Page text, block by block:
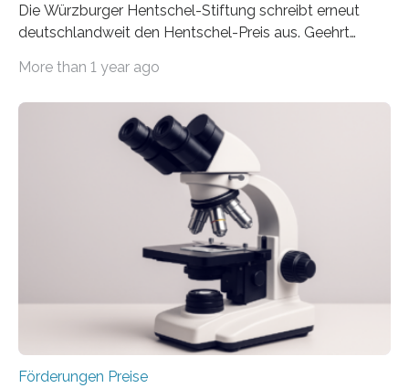
Die Würzburger Hentschel-Stiftung schreibt erneut
deutschlandweit den Hentschel-Preis aus. Geehrt
hochrangige wissenschaftliche Publikation zum Thema
Schlaganfall“ mit Sitz in Würzburg fördert die
Schlaganfallforschung, um die Behandlung der
Betroffenen zu verbessern. Dazu schreibt sie auch in
diesem Jahr wieder deutschlandweit den Hentschel-
Preis aus. Er richtet sich gezielt an jüngere
Forscherinnen und Forscher unter 40 Jahren. Geehrt
werden soll eine herausragende Doktorarbeit oder eine
hochrangige wissenschaftliche Publikation zum Thema
More than 1 year ago
Förderungen Preise